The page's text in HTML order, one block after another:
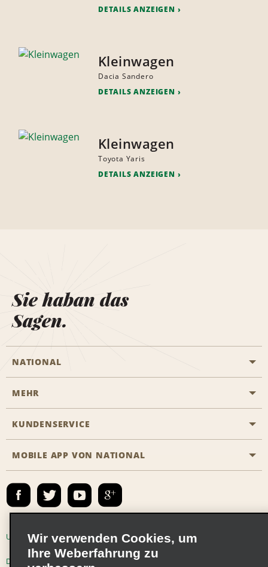
DETAILS ANZEIGEN
Kleinwagen
Dacia Sandero
DETAILS ANZEIGEN
Kleinwagen
Toyota Yaris
DETAILS ANZEIGEN
Sie haban das
Sagen.
NATIONAL
Eine Reservierung vornehmen
Das Business Rental Programm
Emerald Club Anmelden
MEHR
Karriere
KUNDENSERVICE
Barrierefreiheit
Kontakt
E-Mail anmelden
MOBILE APP VON NATIONAL
Unternehmensinformationen Nutzungsbedingungen
Datenschutzrichtlinie Cookie-Richtlinie
Wir verwenden Cookies, um
Ihre Weberfahrung zu